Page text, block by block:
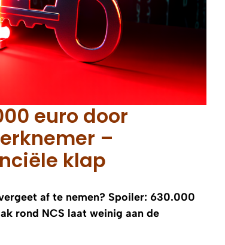
euro door
–
klap
af te nemen? Spoiler: 630.000
rond NCS laat weinig aan de